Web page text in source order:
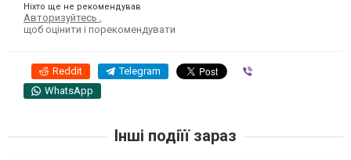
Ніхто ще не рекомендував
Авторизуйтесь
щоб оцінити і порекомендувати
Reddit Telegram
WhatsApp
Інші подіїї зараз